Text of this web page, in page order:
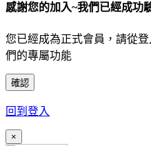
感謝您的加入~我們已經成功
您已經成為正式會員，請從
們的專屬功能
確認
回到登入
×